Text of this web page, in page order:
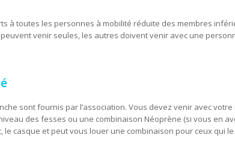
à toutes les personnes à mobilité réduite des membres
venir seules, les autres doivent venir avec une
sont fournis par l’association. Vous devez venir avec
des fesses ou une combinaison Néoprène (si vous en
le casque et peut vous louer une combinaison pour ceux qui